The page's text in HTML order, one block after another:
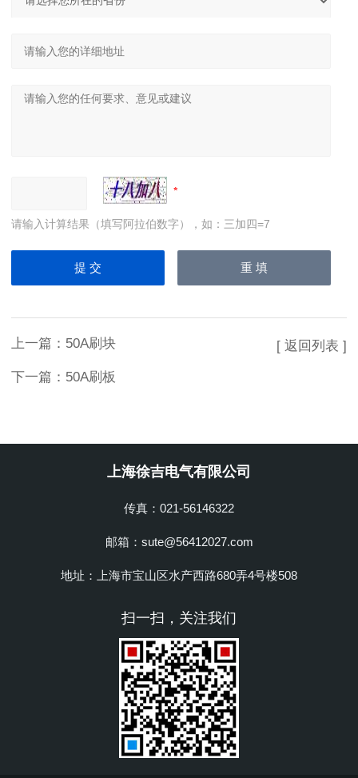
请输入计算结果（填写阿拉伯数字），如：三加四=7
上一篇： 50A刷块
下一篇： 50A刷板
[ 返回列表 ]
上海徐吉电气有限公司
传真：021-56146322
邮箱：sute@56412027.com
地址：上海市宝山区水产西路680弄4号楼508
扫一扫，关注我们